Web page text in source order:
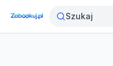
Strona główna›Noclegi
Szukaj